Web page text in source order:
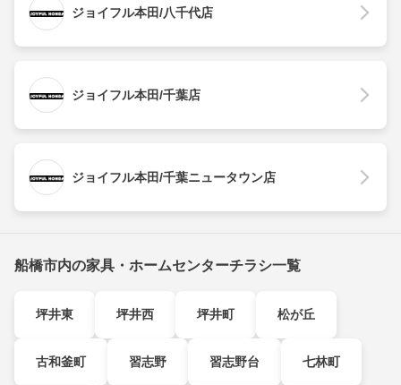
ジョイフル本田/八千代店
ジョイフル本田/千葉店
ジョイフル本田/千葉ニュータウン店
船橋市内の家具・ホームセンターチラシ一覧
坪井東 坪井西 坪井町 松が丘
古和釜町 習志野 習志野台 七林町